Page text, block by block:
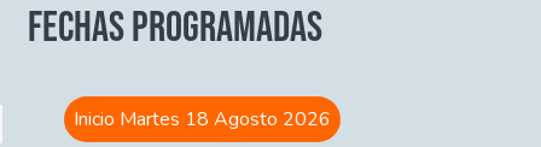
FECHAS PROGRAMADAS
Inicio Martes 18 Agosto 2026